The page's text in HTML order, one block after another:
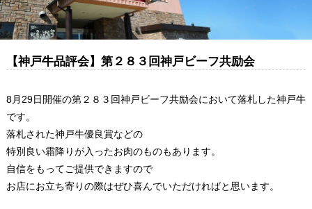
【神戸牛品評会】第２８３回神戸ビーフ共励会
8月29日開催の第２８３回神戸ビーフ共励会において落札した神戸牛
です。
落札された神戸牛優良賞などの
特別良い霜降りが入ったお肉のものもあります。
自信をもってご提供できますので
お店にお立ち寄りの際はぜひ喜んでいただければと思います。